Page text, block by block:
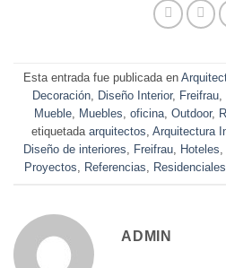
Esta entrada fue publicada en
Decoración
Diseño Interior, Freifrau
Mueble, Muebles oficina, Outdoor,
etiquetada arquitectos Arquitectura
Diseño de interiores
Freifrau Hoteles
Proyectos
Referencias Residenciales
ADMIN